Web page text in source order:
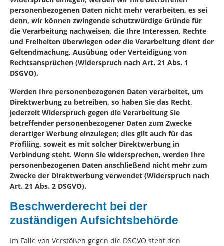
personenbezogenen Daten nicht mehr verarbeiten, es sei
denn, wir können zwingende schutzwürdige Gründe für
die Verarbeitung nachweisen, die Ihre Interessen, Rechte
und Freiheiten überwiegen oder die Verarbeitung dient der
Geltendmachung, Ausübung oder Verteidigung von
Rechtsansprüchen (Widerspruch nach Art. 21 Abs. 1
DSGVO).
Werden Ihre personenbezogenen Daten verarbeitet, um
Direktwerbung zu betreiben, so haben Sie das Recht,
jederzeit Widerspruch gegen die Verarbeitung Sie
betreffender personenbezogener Daten zum Zwecke
derartiger Werbung einzulegen; dies gilt auch für das
Profiling, soweit es mit solcher Direktwerbung in
Verbindung steht. Wenn Sie widersprechen, werden Ihre
personenbezogenen Daten anschließend nicht mehr zum
Zwecke der Direktwerbung verwendet (Widerspruch nach
Art. 21 Abs. 2 DSGVO).
Beschwerderecht bei der
zuständigen Aufsichtsbehörde
Im Falle von Verstößen gegen die DSGVO steht den